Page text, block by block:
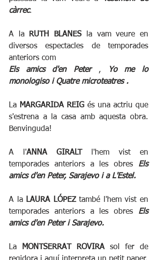
càrrec.
A la RUTH BLANES la vam veure en
diversos espectacles de temporades
anteriors com
Els amics d'en Peter ,
Yo me lo
monologiso i Quatre microteatres .
La MARGARIDA REIG és una actriu que
s'estrena a la casa amb aquesta obra.
Benvinguda!
A l'ANNA GIRALT
l'hem vist en
temporades anteriors a les obres Els
amics d'en Peter, Sarajevo i a L'Estel.
A la LAURA LÓPEZ també l'hem vist en
temporades anteriors a les obres Els
amics d'en Peter i Sarajevo.
La MONTSERRAT ROVIRA sol fer de